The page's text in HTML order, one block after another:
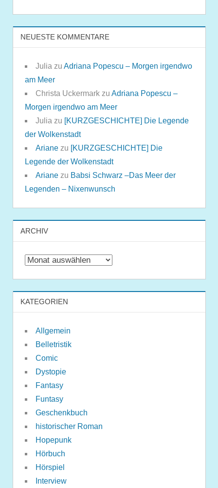
NEUESTE KOMMENTARE
Juliazu Adriana Popescu – Morgen irgendwo
am Meer
Christa Uckermarkzu Adriana Popescu –
Morgen irgendwo am Meer
Juliazu [KURZGESCHICHTE] Die Legende
der Wolkenstadt
Arianezu [KURZGESCHICHTE] Die
Legende der Wolkenstadt
Arianezu Babsi Schwarz –Das Meer der
Legenden – Nixenwunsch
ARCHIV
Archiv
KATEGORIEN
Allgemein
Belletristik
Comic
Dystopie
Fantasy
Funtasy
Geschenkbuch
historischer Roman
Hopepunk
Hörbuch
Hörspiel
Interview